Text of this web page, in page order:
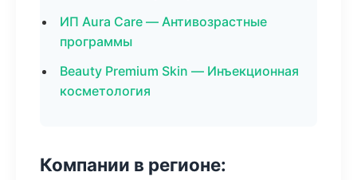
ИП Aura Care — Антивозрастные
программы
Beauty Premium Skin — Инъекционная
косметология
Компании в регионе: